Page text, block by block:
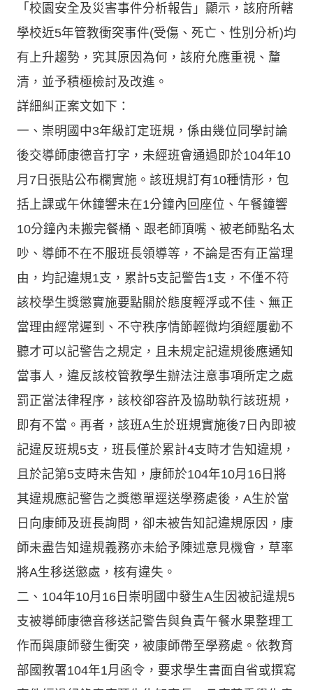
「校園安全及災害事件分析報告」顯示，該府所轄
學校近5年管教衝突事件(受傷、死亡、性別分析)均
有上升趨勢，究其原因為何，該府允應重視、釐
清，並予積極檢討及改進。
詳細糾正案文如下：
一、崇明國中3年級訂定班規，係由幾位同學討論
後交導師康德音打字，未經班會通過即於104年10
月7日張貼公布欄實施。該班規訂有10種情形，包
括上課或午休鐘響未在1分鐘內回座位、午餐鐘響
10分鐘內未搬完餐桶、跟老師頂嘴、被老師點名太
吵、導師不在不服班長領導等，不論是否有正當理
由，均記違規1支，累計5支記警告1支，不僅不符
該校學生獎懲實施要點關於態度輕浮或不佳、無正
當理由經常遲到、不守秩序情節輕微均須經屢勸不
聽才可以記警告之規定，且未規定記違規後應通知
當事人，違反該校管教學生辦法注意事項所定之處
罰正當法律程序，該校卻容許及協助執行該班規，
即有不當。再者，該班A生於班規實施後7日內即被
記違反班規5支，班長僅於累計4支時才告知違規，
且於記第5支時未告知，康師於104年10月16日將
其違規應記警告之獎懲單逕送學務處後，A生於當
日向康師及班長詢問，卻未被告知記違規原因，康
師未盡告知違規義務亦未給予陳述意見機會，草率
將A生移送懲處，核有違失。
二、104年10月16日崇明國中發生A生因被記違規5
支被導師康德音移送記警告與負責午餐水果整理工
作而與康師發生衝突，被康師帶至學務處。依教育
部國教署104年1月函令，要求學生書面自省或撰寫